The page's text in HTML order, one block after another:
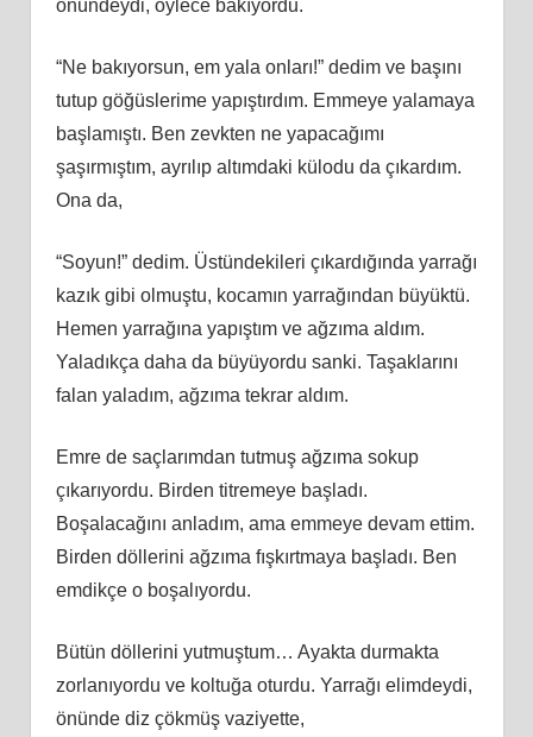
önündeydi, öylece bakıyordu.
“Ne bakıyorsun, em yala onları!” dedim ve başını
tutup göğüslerime yapıştırdım. Emmeye yalamaya
başlamıştı. Ben zevkten ne yapacağımı
şaşırmıştım, ayrılıp altımdaki külodu da çıkardım.
Ona da,
“Soyun!” dedim. Üstündekileri çıkardığında yarrağı
kazık gibi olmuştu, kocamın yarrağından büyüktü.
Hemen yarrağına yapıştım ve ağzıma aldım.
Yaladıkça daha da büyüyordu sanki. Taşaklarını
falan yaladım, ağzıma tekrar aldım.
Emre de saçlarımdan tutmuş ağzıma sokup
çıkarıyordu. Birden titremeye başladı.
Boşalacağını anladım, ama emmeye devam ettim.
Birden döllerini ağzıma fışkırtmaya başladı. Ben
emdikçe o boşalıyordu.
Bütün döllerini yutmuştum… Ayakta durmakta
zorlanıyordu ve koltuğa oturdu. Yarrağı elimdeydi,
önünde diz çökmüş vaziyette,